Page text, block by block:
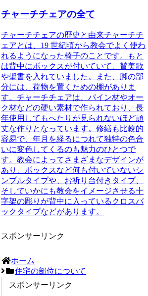
チャーチチェアの全て
チャーチチェアの歴史と由来チャーチチ
ェアとは、19 世紀頃から教会でよく使わ
れるようになった椅子のことです。もと
は背中にボックスが付いていて、賛美歌
や聖書を入れていました。また、脚の部
分には、荷物を置くための棚がありま
す。チャーチチェアは、パイン材やオー
ク材などの硬い素材で作られており、長
年使用してもへたりが見られないほど頑
丈な作りとなっています。修繕も比較的
容易で、年月を経るにつれて独特の色合
いに変色してくるのも魅力のひとつで
す。教会によってさまざまなデザインが
あり、ボックスなど何も付いていないシ
ンプルタイプや、お祈り台付きタイプ、
そしていかにも教会をイメージさせる十
字架の彫りが背中に入っているクロスバ
ックタイプなどがあります。
スポンサーリンク
ホーム
住宅の部位について
スポンサーリンク